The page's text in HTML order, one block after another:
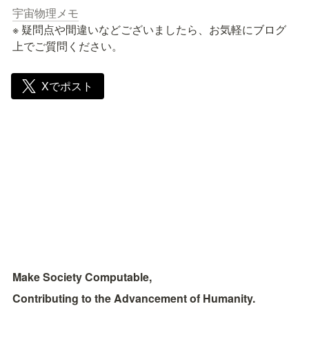
宇宙物理メモ
※ 疑問点や間違いなどございましたら、お気軽にブログ
上でご質問ください。
Xでポスト
Make Society Computable,
Contributing to the Advancement of Humanity.